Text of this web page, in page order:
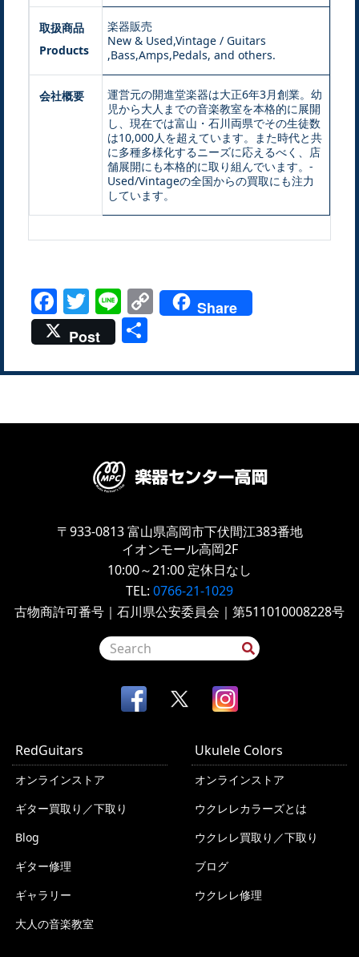
取扱商品
Products
楽器販売
New & Used,Vintage / Guitars
,Bass,Amps,Pedals, and others.
会社概要
運営元の開進堂楽器は大正6年3月創業。幼
児から大人までの音楽教室を本格的に展開
し、現在では富山・石川両県でその生徒数
は10,000人を超えています。また時代と共
に多種多様化するニーズに応えるべく、店
舗展開にも本格的に取り組んでいます。-
Used/Vintageの全国からの買取にも注力
しています。
Facebook
Twitter
LineCopy
Link
Share
Post
〒933-0813 富山県高岡市下伏間江383番地
イオンモール高岡2F
10:00～21:00 定休日なし
TEL: 0766-21-1029
古物商許可番号｜石川県公安委員会｜第511010008228号
RedGuitars
オンラインストア
ギター買取り／下取り
Blog
ギター修理
ギャラリー
大人の音楽教室
Ukulele Colors
オンラインストア
ウクレレカラーズとは
ウクレレ買取り／下取り
ブログ
ウクレレ修理